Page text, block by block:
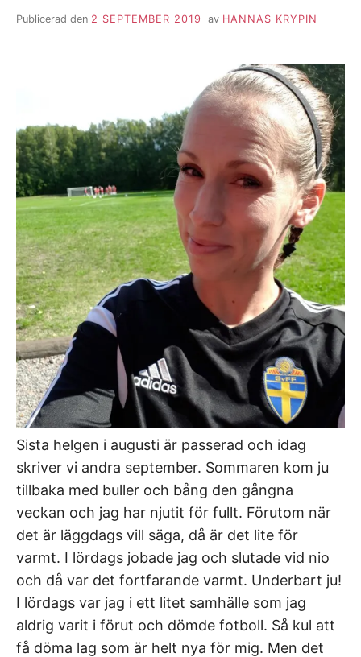
Publicerad den 2 SEPTEMBER 2019 av HANNAS KRYPIN
Sista helgen i augusti är passerad och idag
skriver vi andra september. Sommaren kom ju
tillbaka med buller och bång den gångna
veckan och jag har njutit för fullt. Förutom när
det är läggdags vill säga, då är det lite för
varmt. I lördags jobade jag och slutade vid nio
och då var det fortfarande varmt. Underbart ju!
I lördags var jag i ett litet samhälle som jag
aldrig varit i förut och dömde fotboll. Så kul att
få döma lag som är helt nya för mig. Men det